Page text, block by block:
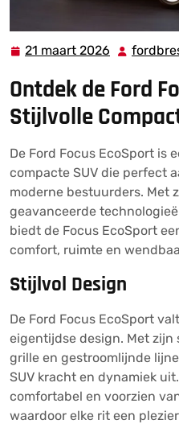
21 maart 2026 21
2026
Ontdek de Ford
Stijlvolle
De Ford Focus EcoSport is
compacte SUV die perfect
moderne bestuurders. Met
geavanceerde
biedt de Focus EcoSport
comfort, ruimte en
Stijlvol Design
De Ford Focus EcoSport
eigentijdse design. Met
grille en gestroomlijnde
SUV kracht en dynamiek
comfortabel en voorzien
waardoor elke rit een